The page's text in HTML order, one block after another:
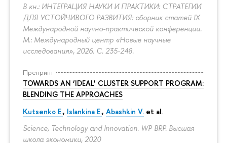
В кн.: ИНТЕГРАЦИЯ НАУКИ И ПРАКТИКИ: СТРАТЕГИИ
ДЛЯ УСТОЙЧИВОГО РАЗВИТИЯ: сборник статей IX
Международной научно-практической конференции.
М.: Международный центр «Новые научные
исследования», 2026. С. 235-248.
Препринт
TOWARDS AN ‘IDEAL’ CLUSTER SUPPORT PROGRAM:
BLENDING THE APPROACHES
Kutsenko E., Islankina E., Abashkin V. et al.
Science, Technology and Innovation. WP BRP. Высшая
школа экономики, 2020